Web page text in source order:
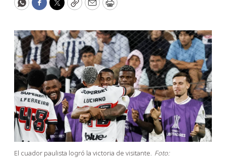
WhatsApp
Facebook
Twitter
CopyEmailPrint
El cuador paulista logró la victoria de visitante. Foto: